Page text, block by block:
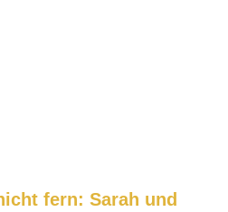
fern: Sarah und